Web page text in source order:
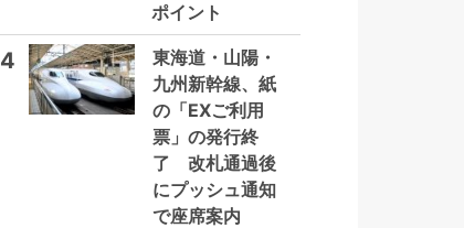
ポイント
4
東海道・山陽・
九州新幹線、紙
の「EXご利用
票」の発行終
了 改札通過後
にプッシュ通知
で座席案内